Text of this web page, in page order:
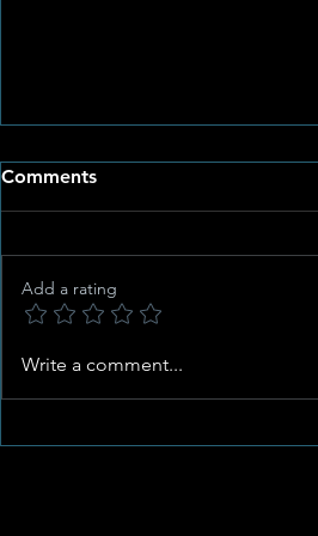
Potchefstroom Pulse:
Women’s Day
Comments
Add a rating
Write a comment...